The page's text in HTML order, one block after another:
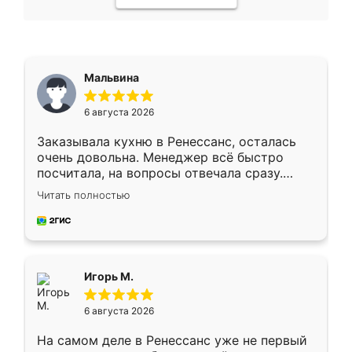
Мальвина
6 августа 2026
Заказывала кухню в Ренессанс, осталась
очень довольна. Менеджер всё быстро
посчитала, на вопросы отвечала сразу.
Замерщик приехал в субботу, подошёл к
делу со всей ответственностью. Собрали
за день, ребята работали аккуратно, даже
Читать полностью
Игорь М.
6 августа 2026
На самом деле в Ренессанс уже не первый